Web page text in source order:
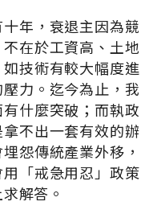
年，衰退主因為競
在於工資高、土地
技術有較大幅度進
力。迄今為止，我
什麼突破；而執政
不出一套有效的辦
怨傳統產業外移，
「戒急用忍」政策
解答。